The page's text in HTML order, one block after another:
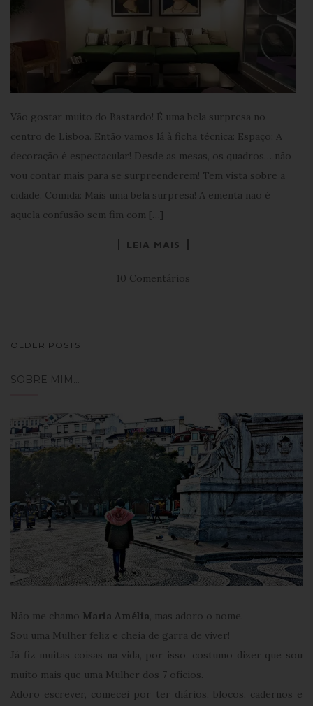
Vão gostar muito do Bastardo! É uma bela surpresa no
centro de Lisboa. Então vamos lá à ficha técnica: Espaço: A
decoração é espectacular! Desde as mesas, os quadros… não
vou contar mais para se surpreenderem! Tem vista sobre a
cidade. Comida: Mais uma bela surpresa! A ementa não é
aquela confusão sem fim com […]
LEIA MAIS
10 Comentários
NAVEGAÇÃO
POSTS
OLDER POSTS
SOBRE MIM…
Não me chamo Maria Amélia, mas adoro o nome.
Sou uma Mulher feliz e cheia de garra de viver!
Já fiz muitas coisas na vida, por isso, costumo dizer que sou
muito mais que uma Mulher dos 7 ofícios.
Adoro escrever, comecei por ter diários, blocos, cadernos e